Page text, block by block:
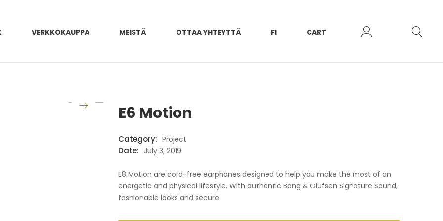
VERKKOKAUPPA MEISTÄ OTTAA YHTEYTTÄ FI CART
E6 Motion
Category: Project
Date: July 3, 2019
E8 Motion are cord-free earphones designed to help you make the most of an
energetic and physical lifestyle. With authentic Bang & Olufsen Signature Sound,
fashionable looks and secure